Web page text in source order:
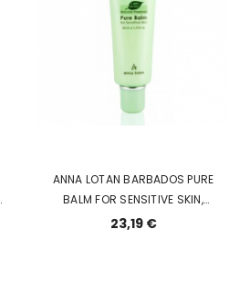
ANNA LOTAN BARBADOS PURE
BALM FOR SENSITIVE SKIN,
БАЛЬЗАМ БАРБАДОС ДЛЯ
23,19 €